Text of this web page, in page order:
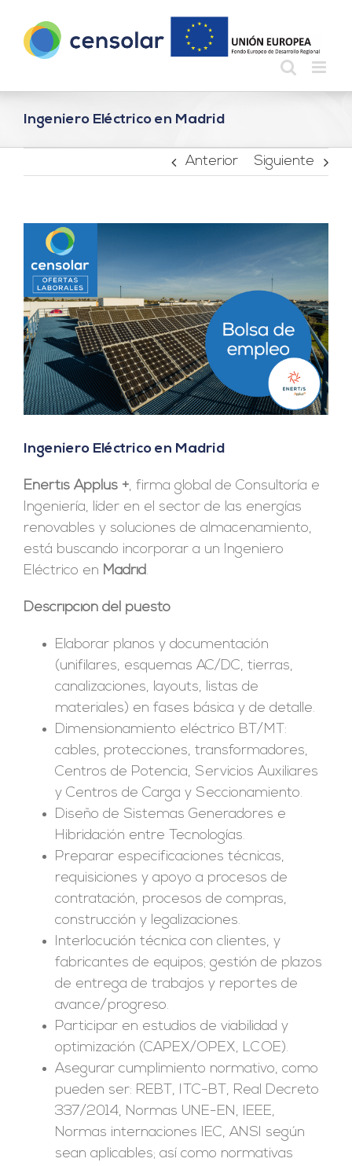
contenido
Ingeniero Eléctrico en Madrid
Anterior Siguiente
imagen
más
grande
Ingeniero Eléctrico en Madrid
Enertis Applus +, firma global de Consultoría e
Ingeniería, líder en el sector de las energías
renovables y soluciones de almacenamiento,
está buscando incorporar a un Ingeniero
Eléctrico en Madrid.
Descripción del puesto
Elaborar planos y documentación
(unifilares, esquemas AC/DC, tierras,
canalizaciones, layouts, listas de
materiales) en fases básica y de detalle.
Dimensionamiento eléctrico BT/MT:
cables, protecciones, transformadores,
Centros de Potencia, Servicios Auxiliares
y Centros de Carga y Seccionamiento.
Diseño de Sistemas Generadores e
Hibridación entre Tecnologías.
Preparar especificaciones técnicas,
requisiciones y apoyo a procesos de
contratación, procesos de compras,
construcción y legalizaciones.
Interlocución técnica con clientes, y
fabricantes de equipos; gestión de plazos
de entrega de trabajos y reportes de
avance/progreso.
Participar en estudios de viabilidad y
optimización (CAPEX/OPEX, LCOE).
Asegurar cumplimiento normativo, como
pueden ser: REBT, ITC-BT, Real Decreto
337/2014, Normas UNE-EN, IEEE,
Normas internaciones IEC, ANSI según
sean aplicables; así como normativas